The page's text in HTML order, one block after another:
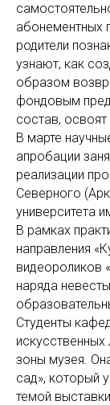
абонементных
родители
узнают, как
образом
фондовым
состав,
В марте
апробации
реализации
Северного
университета
В рамках
направления
видеороликов
наряда
Студенты
зоны музея.
сад», который
темой